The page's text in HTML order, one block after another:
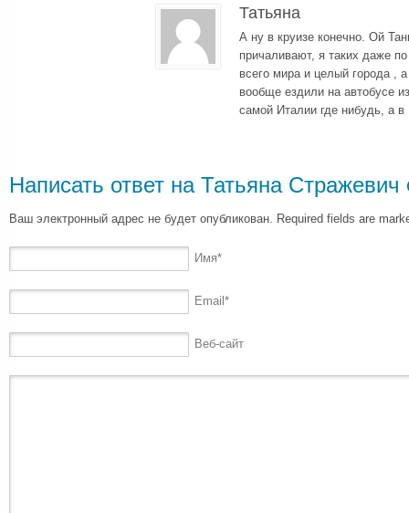
Татьяна
А ну в круизе конечно. Ой
причаливают, я таких даже
всего мира и целый города
вообще ездили на автобусе
самой Италии где нибудь, а
Написать ответ на Татьяна Стражевич
Ваш электронный адрес не будет опубликован. Required fields are
Имя*
Email *
Веб-сайт